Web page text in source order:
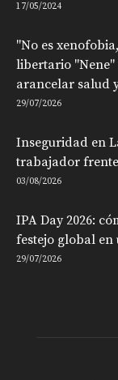
17/05/2024
"No es
libertario "Nene"
arancelar salud
29/07/2026
Inseguridad en
trabajador
03/08/2026
IPA Day 2026:
festejo global
29/07/2026